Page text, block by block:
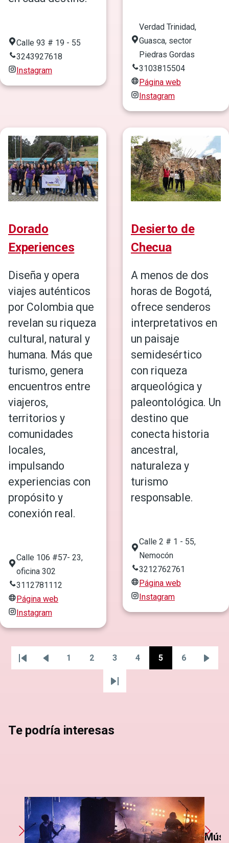
Calle 93 # 19 - 55
3243927618
Instagram
Verdad Trinidad,
Guasca, sector
Piedras Gordas
3103815504
Página web
Instagram
Dorado
Experiences
Diseña y opera
viajes auténticos
por Colombia que
revelan su riqueza
cultural, natural y
humana. Más que
turismo, genera
encuentros entre
viajeros,
territorios y
comunidades
locales,
impulsando
experiencias con
propósito y
conexión real.
Calle 106 #57- 23,
oficina 302
3112781112
Página web
Instagram
Desierto de
Checua
A menos de dos
horas de Bogotá,
ofrece senderos
interpretativos en
un paisaje
semidesértico
con riqueza
arqueológica y
paleontológica. Un
destino que
conecta historia
ancestral,
naturaleza y
turismo
responsable.
Calle 2 # 1 - 55,
Nemocón
3212762761
Página web
Instagram
Paginación
PrimeraPágina
1 2 3 4 5
Página
6
Última
Te podría interesas